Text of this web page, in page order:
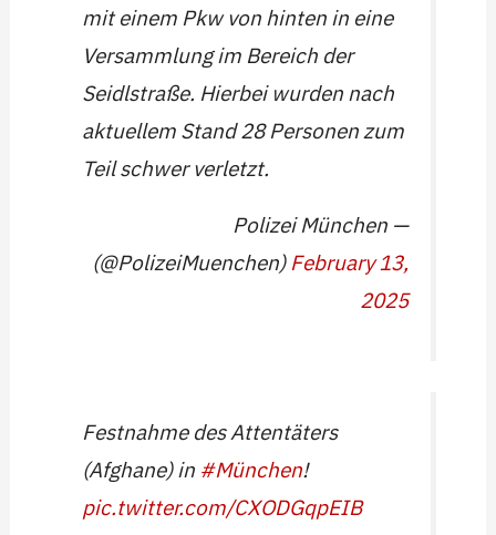
mit einem Pkw von hinten in eine
Versammlung im Bereich der
Seidlstraße. Hierbei wurden nach
aktuellem Stand 28 Personen zum
Teil schwer verletzt.
— Polizei München
(@PolizeiMuenchen)February 13,
2025
Festnahme des Attentäters
(Afghane) in #München!
pic.twitter.com/CXODGqpEIB